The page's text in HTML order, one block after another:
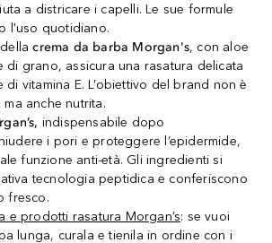
a districare i capelli. Le sue formule
l'uso quotidiano.
dellacrema da barba Morgan's, con aloe
di grano, assicura una rasatura delicata
vitamina E. L’obiettivo del brand non è
anche nutrita.
indispensabile dopo
i pori e proteggere l’epidermide,
funzione anti-età. Gli ingredienti si
tecnologia peptidica e conferiscono
fresco.
e prodotti rasatura Morgan’s: se vuoi
lunga, curala e tienila in ordine con i